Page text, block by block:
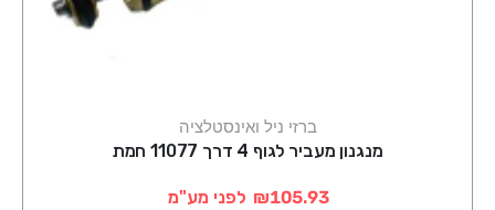
ברזי ניל ואינסטלציה
מנגנון מעביר לגוף 4 דרך 11077 חמת
₪105.93 לפני מע"מ